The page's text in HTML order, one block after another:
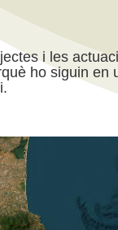
i les
ho siguin en